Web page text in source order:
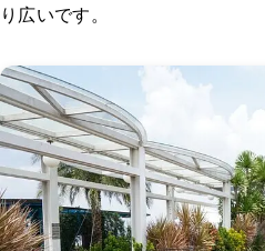
り広いです。